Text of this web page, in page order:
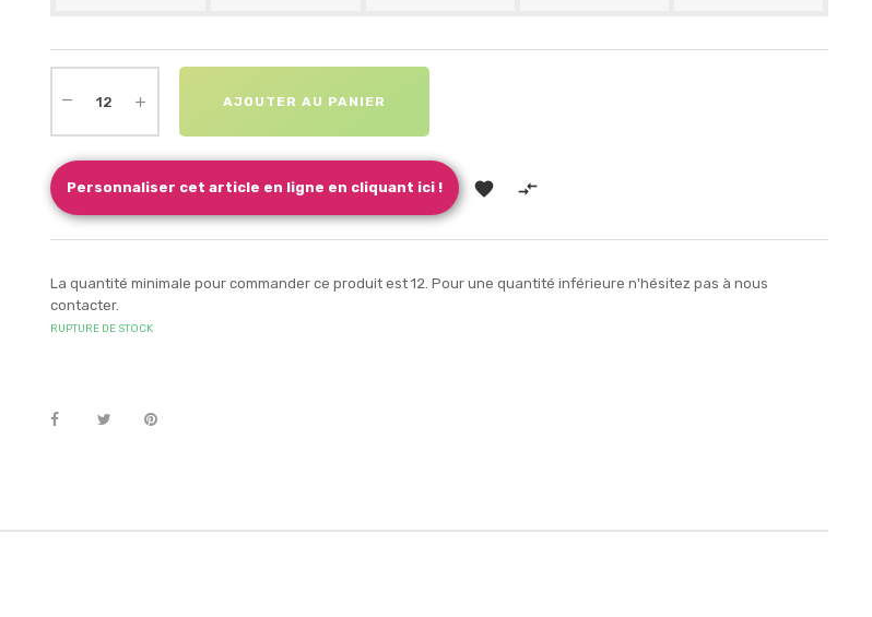
AJOUTER AU PANIER
Personnaliser cet article en ligne en cliquant ici !  
La quantité minimale pour commander ce produit est 12. Pour une quantité inférieure n'hésitez pas à nous
contacter.
RUPTURE DE STOCK